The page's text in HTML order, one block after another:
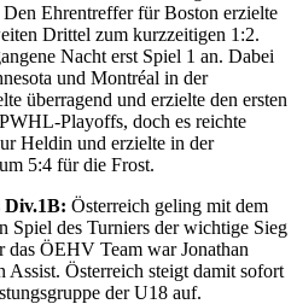
Ehrentreffer für Boston erzielte
Drittel zum kurzzeitigen 1:2.
Nacht erst Spiel 1 an. Dabei
und Montréal in der
überragend und erzielte den ersten
Playoffs, doch es reichte
Heldin und erzielte in der
5:4 für die Frost.
Div.1B: Österreich geling mit dem
Spiel des Turniers der wichtige Sieg
ÖEHV Team war Jonathan
Assist. Österreich steigt damit sofort
der U18 auf.